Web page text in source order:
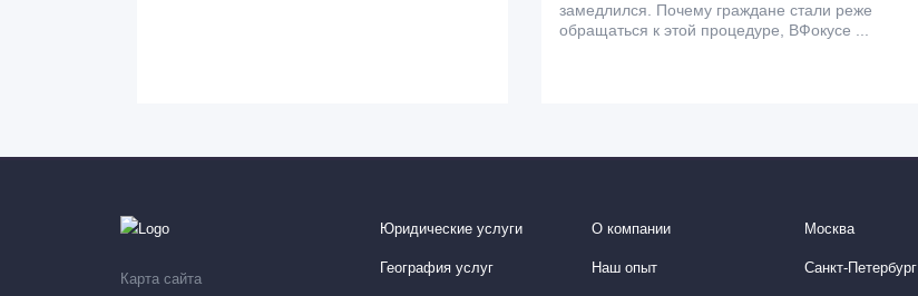
замедлился. Почему граждане стали реже
обращаться к этой процедуре, ВФокусе ...
Карта сайта
Юридические услуги
География услуг
О компании
Наш опыт
Москва
Санкт-Петербург